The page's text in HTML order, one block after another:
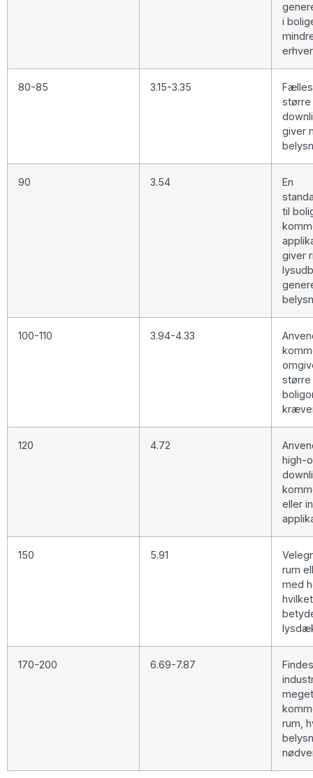
i
80-85 3.15-3.35
større
giver
90 3.54
En
til
giver
100-110 3.94-4.33
større
120 4.72
high-
eller
150 5.91
rum
med
170-200 6.69-7.87
rum,